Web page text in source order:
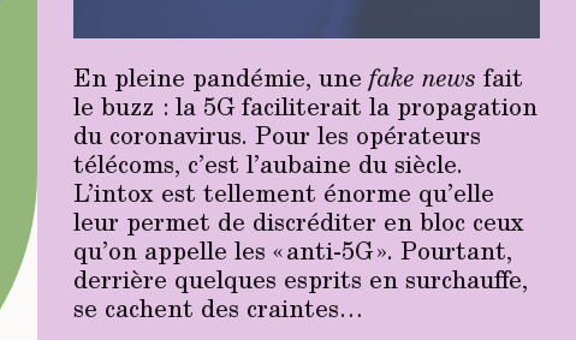
En pleine pandémie, unefake news fait
le buzz : la 5G faciliterait la propagation
du coronavirus. Pour les opérateurs
télécoms, c’est l’aubaine du siècle.
L’intox est tellement énorme qu’elle
leur permet de discréditer en bloc ceux
qu’on appelle les « anti-5G ». Pourtant,
derrière quelques esprits en surchauffe,
se cachent des craintes…